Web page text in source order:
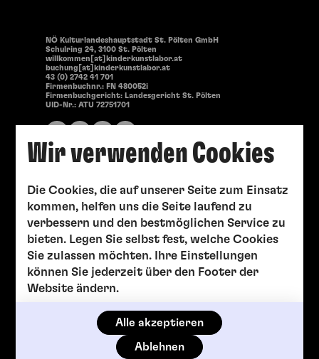
Wir verwenden Cookies
Die Cookies, die auf unserer Seite zum Einsatz
kommen, helfen uns die Seite laufend zu
verbessern und den bestmöglichen Service zu
bieten. Legen Sie selbst fest, welche Cookies
Sie zulassen möchten. Ihre Einstellungen
können Sie jederzeit über den Footer der
Website ändern.
Alle akzeptieren
Ablehnen
NÖ Kulturlandeshauptstadt St. Pölten GmbH
Schulring 24, 3100 St. Pölten
willkommen[at]kinderkunstlabor.at
buchung[at]kinderkunstlabor.at
43 (0) 2742 41 701
Firmenbuchnr.: FN 480052i
Firmenbuchgericht: Landesgericht St. Pölten
UID-Nr.: ATU 72751701